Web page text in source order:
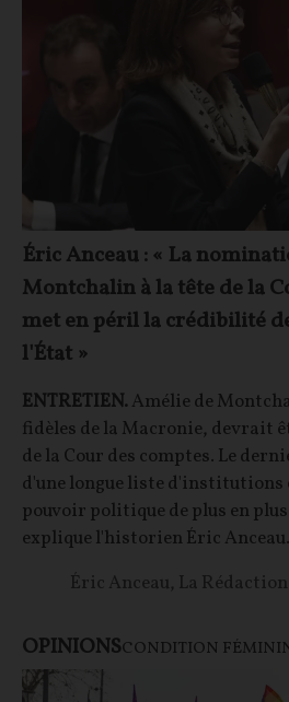
Éric Anceau : « La
Montchalin à la tête de la
met en péril la crédibilité
l'État »
ENTRETIEN.Amélie de
fidèles de la Macronie, devrait
de la Cour des comptes. Le
d'une longue liste d'institutions
pouvoir politique de plus en
explique l'historien Éric Anceau.
Éric Anceau, La Rédaction
OPINIONSCONDITION